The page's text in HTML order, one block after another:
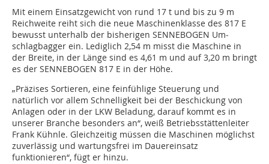
Mit einem Einsatzgewicht von rund 17 t und bis zu 9 m
Reichweite reiht sich die neue Maschinenklasse des 817 E
bewusst unterhalb der bisherigen SENNEBOGEN Um­­
schlagbagger ein. Lediglich 2,54 m misst die Maschine in
der Breite, in der Länge sind es 4,61 m und auf 3,20 m bringt
es der SENNEBOGEN 817 E in der Höhe.
„Präzises Sortieren, eine feinfühlige Steuerung und
natürlich vor allem Schnelligkeit bei der Beschickung von
Anlagen oder in der LKW Beladung, darauf kommt es in
unserer Branche besonders an“, weiß Betriebsstättenleiter
Frank Kühnle. Gleichzeitig müssen die Maschinen möglichst
zuverlässig und wartungsfrei im Dauereinsatz
funktionieren“, fügt er hinzu.